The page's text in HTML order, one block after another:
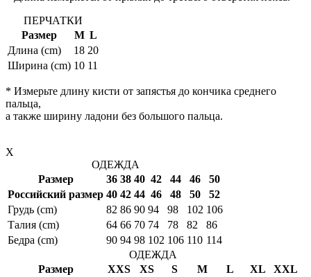
ПЕРЧАТКИ
Размер
M L
Длина (cm)
18 20
Ширина (cm) 10 11
* Измерьте длину кисти от запястья до кончика среднего
пальца,
а также ширину ладони без большого пальца.
X
ОДЕЖДА
Размер
36 38 40 42 44 46
50
Российский размер 40 42 44 46 48 50
52
Грудь (cm)
82 86 90 94 98 102 106
Талия (cm)
64 66 70 74 78 82
86
Бедра (cm)
90 94 98 102 106 110 114
ОДЕЖДА
Размер
XXS XS S M L XL
XXL